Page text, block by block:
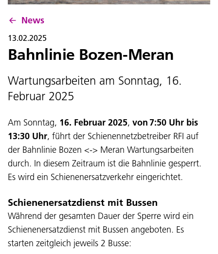
Servisc y cuntat
News
13.02.2025
Bahnlinie Bozen-Meran
Wartungsarbeiten am Sonntag, 16.
Februar 2025
Am Sonntag, 16. Februar 2025, von 7:50 Uhr bis
13:30 Uhr, führt der Schienennetzbetreiber RFI auf
der Bahnlinie Bozen <-> Meran Wartungsarbeiten
durch. In diesem Zeitraum ist die Bahnlinie gesperrt.
Es wird ein Schienenersatzverkehr eingerichtet.
Schienenersatzdienst mit Bussen
Während der gesamten Dauer der Sperre wird ein
Schienenersatzdienst mit Bussen angeboten. Es
starten zeitgleich jeweils 2 Busse: